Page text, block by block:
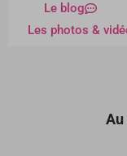
Le blog
Les photos &
Au